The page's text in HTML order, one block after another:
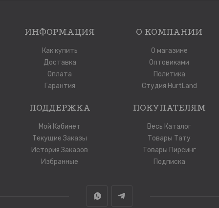
ИНФОРМАЦИЯ
Как купить
Доставка
Оплата
Гарантия
О КОМПАНИИ
О магазине
Оптовиками
Политика
Студия HurtLand
ПОДДЕРЖКА
Мой Кабинет
Текущие Заказы
История Заказов
Избранные
ПОКУПАТЕЛЯМ
Весь Каталог
Товары Тату
Товары Пирсинг
Подписка